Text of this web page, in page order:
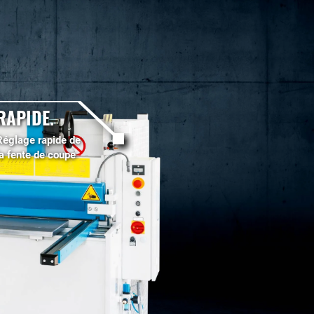
rapide de
fente de coupe